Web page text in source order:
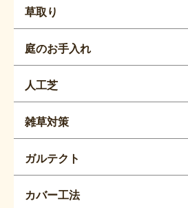
草取り
庭のお手入れ
人工芝
雑草対策
ガルテクト
カバー工法